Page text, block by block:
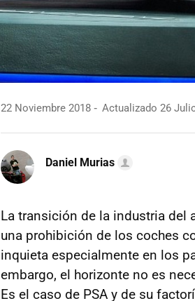
22 Noviembre 2018 Actualizado 26
Daniel Murias
La transición de la industria del
una prohibición de los coches
inquieta especialmente en los
embargo, el horizonte no es
Es el caso de PSA y de su